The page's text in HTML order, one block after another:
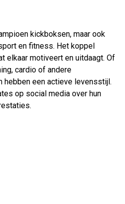
kickboksen, maar ook
en fitness. Het koppel
elkaar motiveert en uitdaagt. Of
cardio of andere
een actieve levensstijl.
op social media over hun